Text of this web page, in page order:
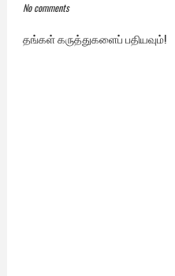
No comments
தங்கள் கருத்துகளைப் பதியவும்!